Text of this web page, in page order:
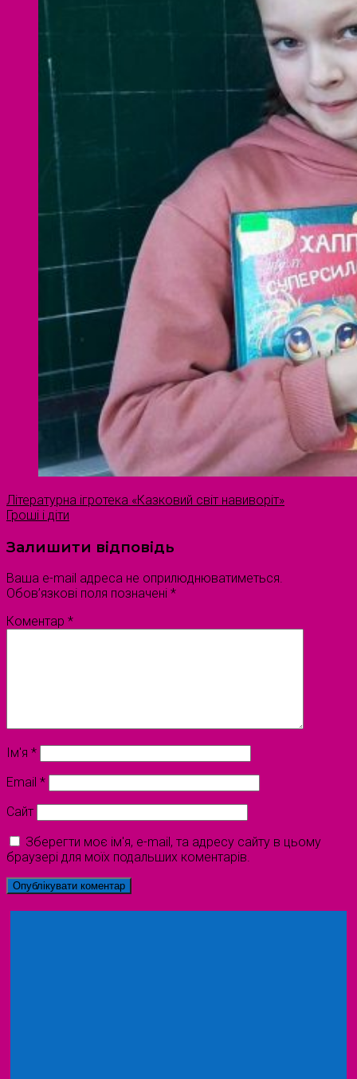
Літературна ігротека «Казковий світ навиворіт»
Гроші і діти
Залишити відповідь
Ваша e-mail адреса не оприлюднюватиметься.
Обов’язкові поля позначені *
Коментар *
Ім'я *
Email *
Сайт
Зберегти моє ім'я, e-mail, та адресу сайту в цьому
браузері для моїх подальших коментарів.